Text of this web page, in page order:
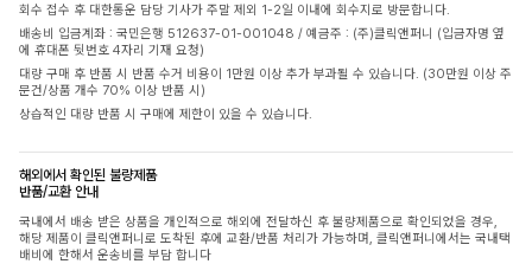
회수 접수 후 대한통운 담당 기사가 주말 제외 1-2일 이내에 회수지로 방문합니다.
배송비 입금계좌 : 국민은행 512637-01-001048 / 예금주 : (주)클릭앤퍼니 (입금자명 옆
에 휴대폰 뒷번호 4자리 기재 요청)
대량 구매 후 반품 시 반품 수거 비용이 1만원 이상 추가 부과될 수 있습니다. (30만원 이상 주
문건/상품 개수 70% 이상 반품 시)
상습적인 대량 반품 시 구매에 제한이 있을 수 있습니다.
해외에서 확인된 불량제품
반품/교환 안내
국내에서 배송 받은 상품을 개인적으로 해외에 전달하신 후 불량제품으로 확인되었을 경우,
해당 제품이 클릭앤퍼니로 도착된 후에 교환/반품 처리가 가능하며, 클릭앤퍼니에서는 국내택
배비에 한해서 운송비를 부담 합니다